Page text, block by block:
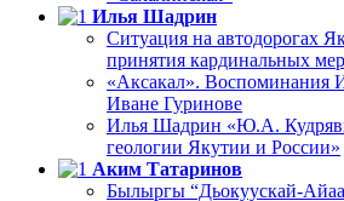
Илья Шадрин
Ситуация на автодорогах
принятия кардинальных мер
«Аксакал». Воспоминания
Иване Гуринове
Илья Шадрин «Ю.А.
геологии Якутии и России»
Аким Татаринов
Былыргы “Дьокуускай-